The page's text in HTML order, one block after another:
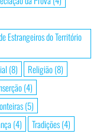
Estrangeiros do Território
(8) Religião(8)
(4)
(5)
(4) Tradições(4)